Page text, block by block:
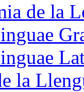
de la
la